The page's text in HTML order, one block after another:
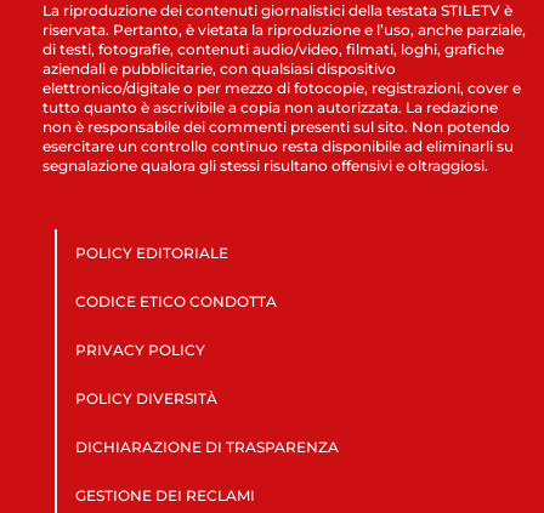
La riproduzione dei contenuti giornalistici della testata STILETV è
riservata. Pertanto, è vietata la riproduzione e l’uso, anche parziale,
di testi, fotografie, contenuti audio/video, filmati, loghi, grafiche
aziendali e pubblicitarie, con qualsiasi dispositivo
elettronico/digitale o per mezzo di fotocopie, registrazioni, cover e
tutto quanto è ascrivibile a copia non autorizzata. La redazione
non è responsabile dei commenti presenti sul sito. Non potendo
esercitare un controllo continuo resta disponibile ad eliminarli su
segnalazione qualora gli stessi risultano offensivi e oltraggiosi.
POLICY EDITORIALE
CODICE ETICO CONDOTTA
PRIVACY POLICY
POLICY DIVERSITÀ
DICHIARAZIONE DI TRASPARENZA
GESTIONE DEI RECLAMI